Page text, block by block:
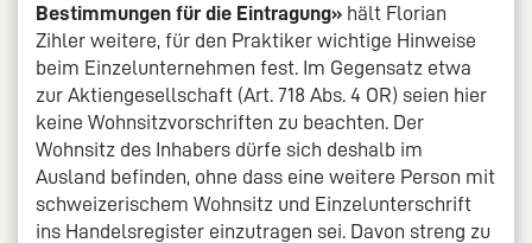
Bestimmungen für die Eintragung» hält Florian
Zihler weitere, für den Praktiker wichtige Hinweise
beim Einzelunternehmen fest. Im Gegensatz etwa
zur Aktiengesellschaft (Art. 718 Abs. 4 OR) seien hier
keine Wohnsitzvorschriften zu beachten. Der
Wohnsitz des Inhabers dürfe sich deshalb im
Ausland befinden, ohne dass eine weitere Person mit
schweizerischem Wohnsitz und Einzelunterschrift
ins Handelsregister einzutragen sei. Davon streng zu